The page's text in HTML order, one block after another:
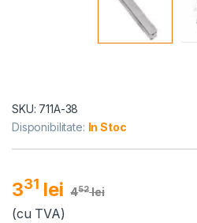
SKU: 711A-38
Disponibilitate: In Stoc
331 lei 452 lei
(cu TVA)